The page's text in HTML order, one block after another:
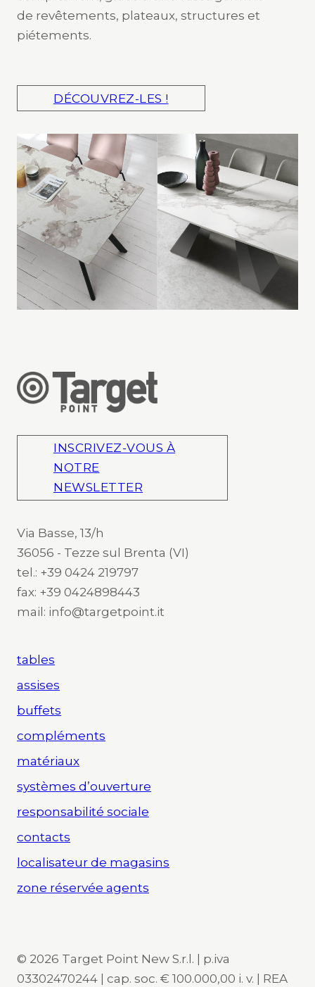
de revêtements, plateaux, structures et
piétements.
DÉCOUVREZ-LES !
INSCRIVEZ-VOUS À
NOTRE
NEWSLETTER
Via Basse, 13/h
36056 - Tezze sul Brenta (VI)
tel.: +39 0424 219797
fax: +39 0424898443
mail: info@targetpoint.it
tables
assises
buffets
compléments
matériaux
systèmes d’ouverture
responsabilité sociale
contacts
localisateur de magasins
zone réservée agents
© 2026 Target Point New S.r.l. | p.iva
03302470244 | cap. soc. € 100.000,00 i. v. | REA